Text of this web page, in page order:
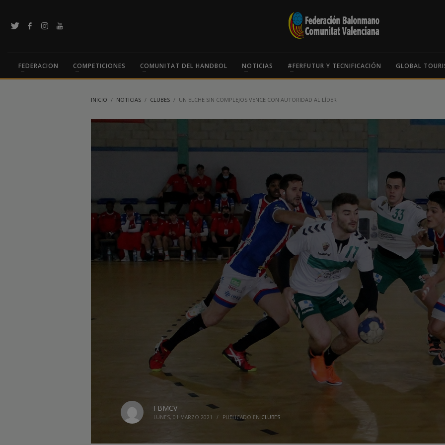
FEDERACION COMPETICIONES COMUNITAT DEL HANDBOL NOTICIAS #FERFUTUR Y TECNIFICACIÓN GLOBAL
INICIO NOTICIAS CLUBES UN ELCHE SIN COMPLEJOS VENCE CON AUTORIDAD AL LÍDER
FBMCV
LUNES, 01 MARZO 2021 / PUBLICADO EN CLUBES